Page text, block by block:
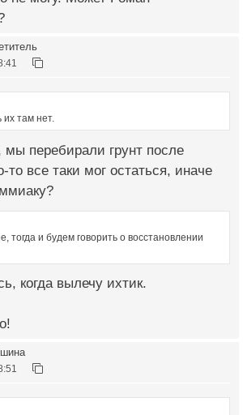
их там нет.
мы перебирали грунт после
то все таки мог остаться, иначе
тогда и будем говорить о восстановлении
когда вылечу ихтик.